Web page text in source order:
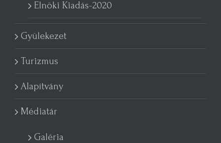
Elnöki Kiadás-2020
Gyülekezet
Turizmus
Alapítvány
Médiatár
Galéria